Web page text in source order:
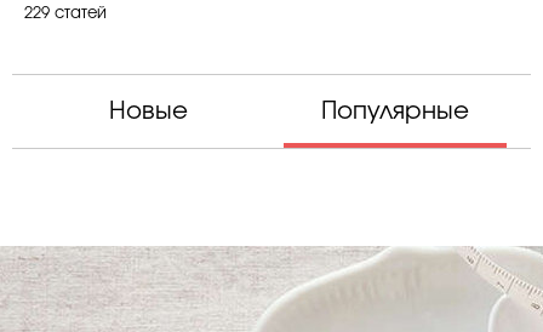
Подиум
Снимает и тестирует редакция
Косметичка профи
229 статей
Новые Популярные